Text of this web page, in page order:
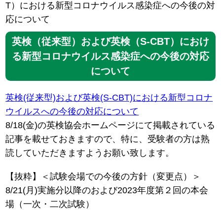
T）における新型コロナウイルス感染症への今後の対
応について
英検（従来型）および英検（S-CBT）におけ
る新型コロナウイルス感染症への今後の対応
について
英検(従来型)および英検(S-CBT)における新型コロナ
ウイルスへの今後の対応について
8/18(金)の英検協会ホームページにて掲載されている
記事を載せておきますので、特に、受験者の方は熟
読していただきますようお願い致します。
【抜粋】＜試験会場での今後の方針（変更点）＞
8/21(月)実施分以降のおよび2023年度第２回の本会
場（一次・二次試験）